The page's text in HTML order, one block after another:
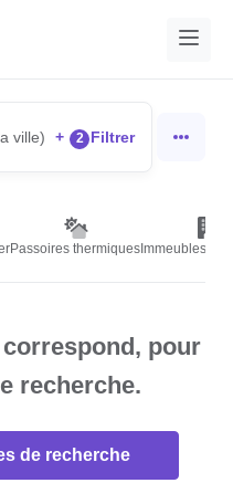
ville) + 2 Filtrer
Passoires thermiques Immeubles de
pour
recherche.
de recherche